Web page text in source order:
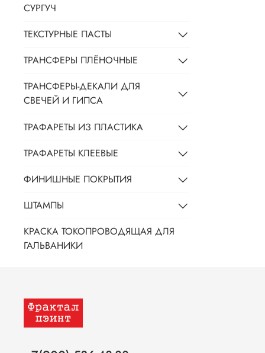
СУРГУЧ
ТЕКСТУРНЫЕ ПАСТЫ
ТРАНСФЕРЫ ПЛЁНОЧНЫЕ
ТРАНСФЕРЫ-ДЕКАЛИ ДЛЯ
СВЕЧЕЙ И ГИПСА
ТРАФАРЕТЫ ИЗ ПЛАСТИКА
ТРАФАРЕТЫ КЛЕЕВЫЕ
ФИНИШНЫЕ ПОКРЫТИЯ
ШТАМПЫ
КРАСКА ТОКОПРОВОДЯЩАЯ ДЛЯ
ГАЛЬВАНИКИ